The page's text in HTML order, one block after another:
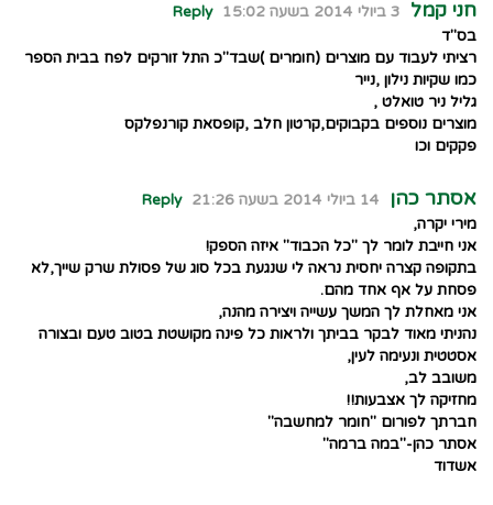
חני קמל 3 ביולי 2014 בשעה 15:02
Reply
בס"ד
רציתי לעבוד עם מוצרים (חומרים )שבד"כ התל זורקים לפח בבית הספר
כמו שקיות נילון ,נייר
גליל ניר טואלט ,
מוצרים נוספים בקבוקים,קרטון חלב ,קופסאת קורנפלקס
פקקים וכו
אסתר כהן 14 ביולי 2014 בשעה 21:26
Reply
מירי יקרה,
אני חייבת לומר לך "כל הכבוד" איזה הספק!
בתקופה קצרה יחסית נראה לי שנגעת בכל סוג של פסולת שרק שייך,לא
פסחת על אף אחד מהם.
אני מאחלת לך המשך עשייה ויצירה מהנה,
נהניתי מאוד לבקר בביתך ולראות כל פינה מקושטת בטוב טעם ובצורה
אסטטית ונעימה לעין,
משובב לב,
מחזיקה לך אצבעות!!
חברתך לפורום "חומר למחשבה"
אסתר כהן-"במה ברמה"
אשדוד